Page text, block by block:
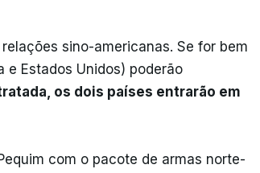
sino-americanas. Se for bem
e Estados Unidos) poderão
os dois países entrarão em
com o pacote de armas norte-